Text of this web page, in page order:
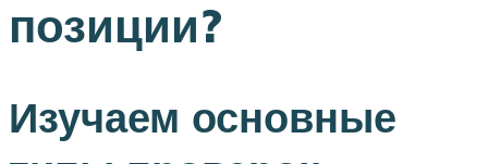
позиции?
Изучаем основные